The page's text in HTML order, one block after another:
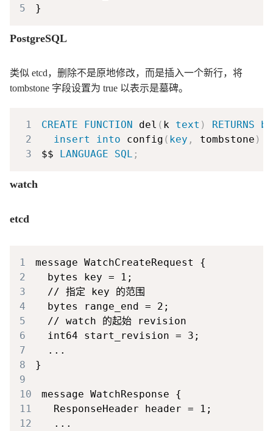
5
PostgreSQL
类似 etcd，删除不是原地修改，而是插入一个新行，将
tombstone 字段设置为 true 以表示是墓碑。
1 CREATE FUNCTION del ( k text ) RETURNS
2
insert into config ( key , tombstone )
3
$$ LANGUAGE SQL ;
watch
etcd
1
2
3
4
5
6
7
8
9
10
11
12